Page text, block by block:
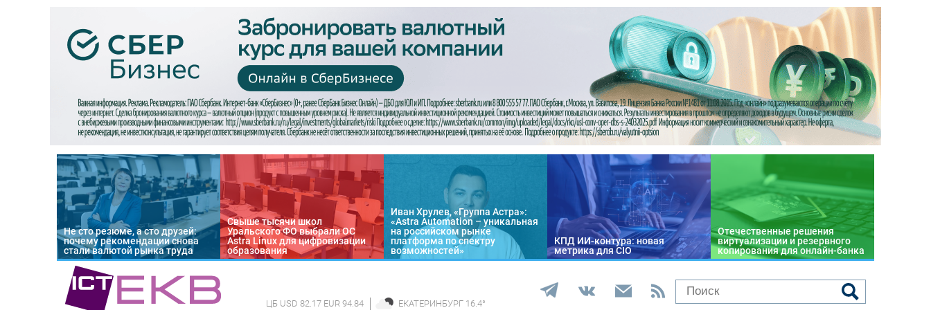
Не сто резюме, а сто друзей:
почему рекомендации снова
стали валютой рынка труда
Свыше тысячи школ
Уральского ФО выбрали ОС
Astra Linux для цифровизации
образования
Иван Хрулев, «Группа Астра»:
«Astra Automation – уникальная
на российском рынке
платформа по спектру
возможностей»
КПД ИИ-контура: новая
метрика для CIO
Отечественные решения
виртуализации и резервного
копирования для онлайн-банка
ЦБ USD 82.17 EUR 94.84 ЕКАТЕРИНБУРГ 16.4°